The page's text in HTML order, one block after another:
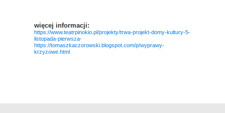
więcej informacji:
https://www.teatrpinokio.pl/projekty/trwa-projekt-domy-kultury-5-
listopada-pierwsza-
https://tomaszkaczorowski.blogspot.com/p/wyprawy-
krzyzowe.html